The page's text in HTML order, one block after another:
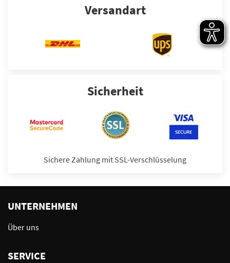
Versandart
Sicherheit
Sichere Zahlung mit SSL-Verschlüsselung
UNTERNEHMEN
Über uns
SERVICE